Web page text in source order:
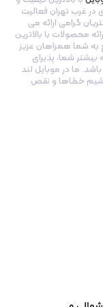
غرب تهران فعالیت
گرامی ارائه می
محصولات با بالاترین
شما همراهان عزیز
شما، پذیرای
ما در موبایل لند
خطاها و نقص